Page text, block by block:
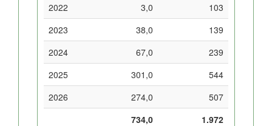
2022
3,0
103
2023
38,0
139
2024
67,0
239
2025
301,0
544
2026
274,0
507
734,0
1.972